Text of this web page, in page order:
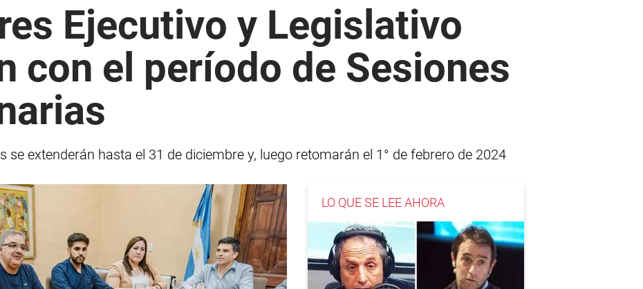
Ejecutivo y Legislativo
con el período de Sesiones
se extenderán hasta el 31 de diciembre y, luego retomarán el 1° de febrero de 2024
LO QUE SE LEE AHORA